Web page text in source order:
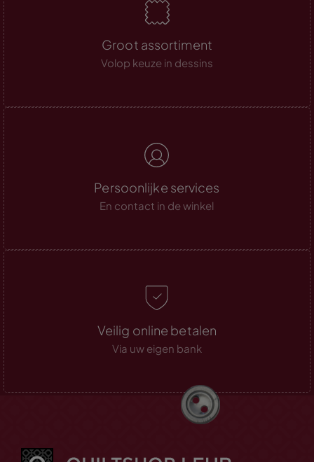
Groot assortiment
Volop keuze in dessins
Persoonlijke services
En contact in de winkel
Veilig online betalen
Via uw eigen bank